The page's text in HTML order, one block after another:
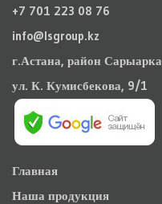
+7 701 223 08 76
info@lsgroup.kz
г.Астана, район
ул. К. Кумисбекова, 9/1
Главная
Наша продукция